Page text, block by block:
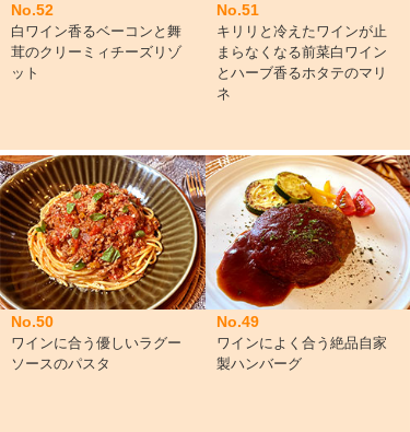
No.52
白ワイン香るベーコンと舞
茸のクリーミィチーズリゾ
ット
No.51
キリリと冷えたワインが止
まらなくなる前菜白ワイン
とハーブ香るホタテのマリ
ネ
No.50
ワインに合う優しいラグー
ソースのパスタ
No.49
ワインによく合う絶品自家
製ハンバーグ